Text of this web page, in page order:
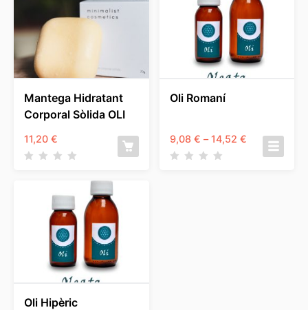
Mantega Hidratant
Corporal Sòlida OLI
11,20 €
Oli Romaní
9,08 € – 14,52 €Interval
Oli Hipèric